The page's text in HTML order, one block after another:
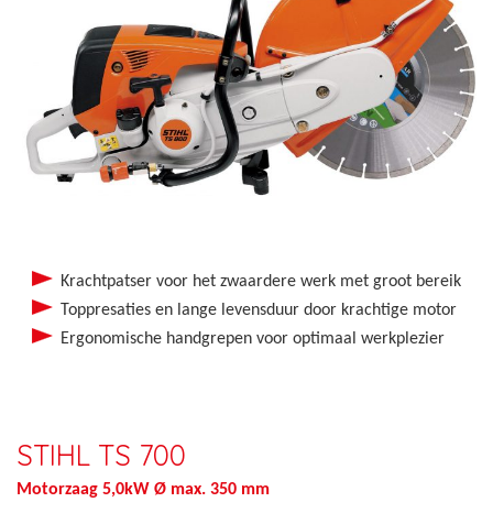
Krachtpatser voor het zwaardere werk met groot bereik
Toppresaties en lange levensduur door krachtige motor
Ergonomische handgrepen voor optimaal werkplezier
STIHL TS 700
Motorzaag 5,0kW Ø max. 350 mm